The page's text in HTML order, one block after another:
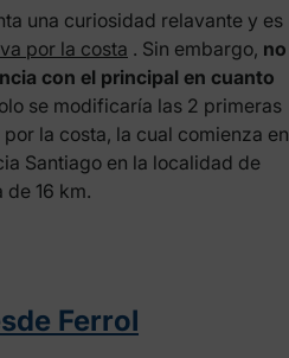
una curiosidad relavante y es
por la costa . Sin embargo, no
con el principal en cuanto
se modificaría las 2 primeras
la costa, la cual comienza en
Santiago en la localidad de
de 16 km.
Ferrol